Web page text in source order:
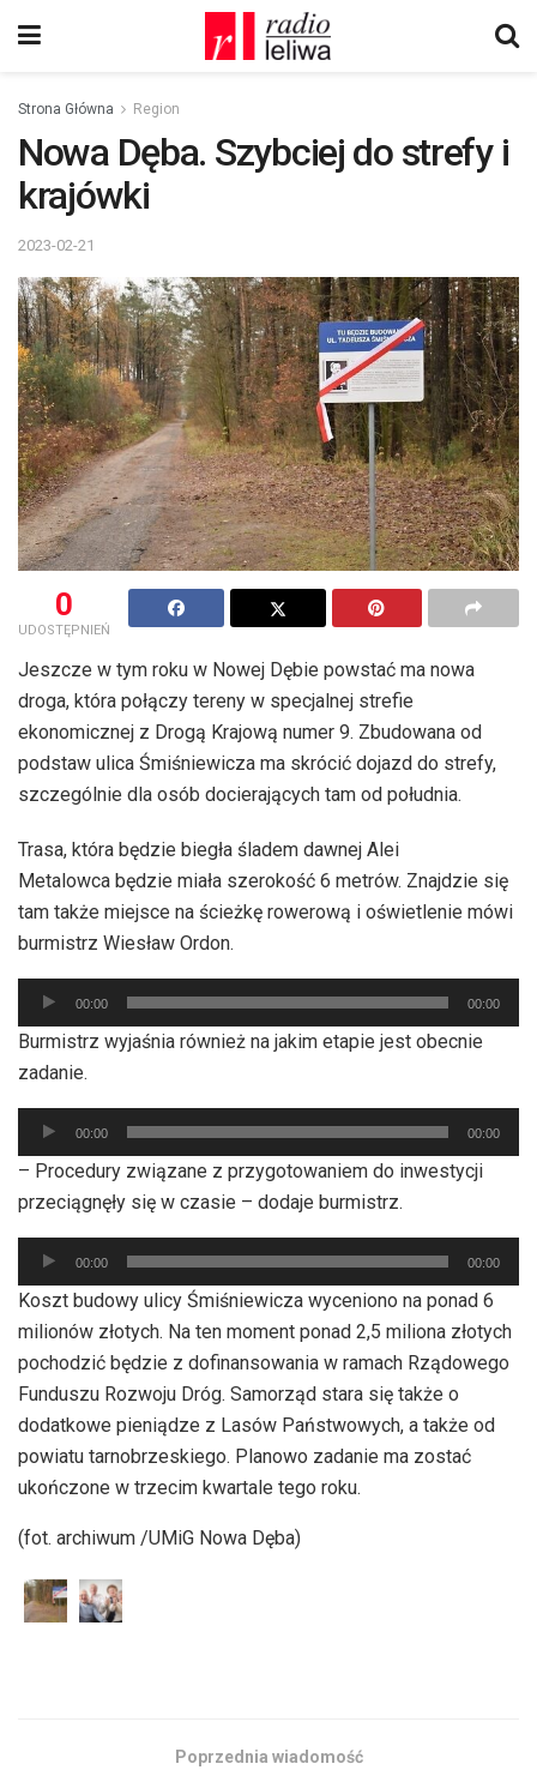
Strona Główna Region
Nowa Dęba. Szybciej do strefy i
krajówki
2023-02-21
0
UDOSTĘPNIEŃ
Jeszcze w tym roku w Nowej Dębie powstać ma nowa
droga, która połączy tereny w specjalnej strefie
ekonomicznej z Drogą Krajową numer 9. Zbudowana od
podstaw ulica Śmiśniewicza ma skrócić dojazd do strefy,
szczególnie dla osób docierających tam od południa.
Trasa, która będzie biegła śladem dawnej Alei
Metalowca będzie miała szerokość 6 metrów. Znajdzie się
tam także miejsce na ścieżkę rowerową i oświetlenie mówi
burmistrz Wiesław Ordon.
Odtwarzacz
plików
dźwiękowych
00:00 00:00
Burmistrz wyjaśnia również na jakim etapie jest obecnie
zadanie.
Odtwarzacz
plików
dźwiękowych
00:00 00:00
– Procedury związane z przygotowaniem do inwestycji
przeciągnęły się w czasie – dodaje burmistrz.
Odtwarzacz
plików
dźwiękowych
00:00 00:00
Koszt budowy ulicy Śmiśniewicza wyceniono na ponad 6
milionów złotych. Na ten moment ponad 2,5 miliona złotych
pochodzić będzie z dofinansowania w ramach Rządowego
Funduszu Rozwoju Dróg. Samorząd stara się także o
dodatkowe pieniądze z Lasów Państwowych, a także od
powiatu tarnobrzeskiego. Planowo zadanie ma zostać
ukończone w trzecim kwartale tego roku.
(fot. archiwum /UMiG Nowa Dęba)
Poprzednia wiadomość